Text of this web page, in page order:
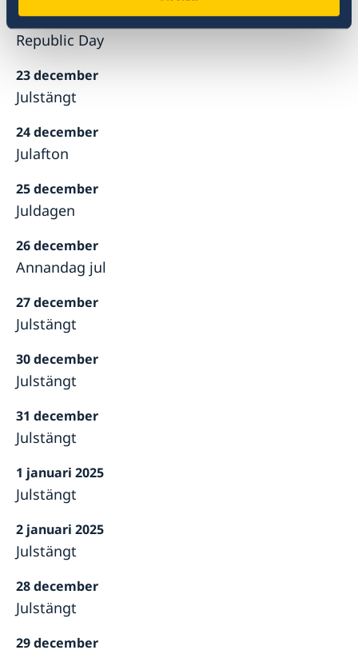
13 december
Republic Day
23 december
Julstängt
24 december
Julafton
25 december
Juldagen
26 december
Annandag jul
27 december
Julstängt
30 december
Julstängt
31 december
Julstängt
1 januari 2025
Julstängt
2 januari 2025
Julstängt
28 december
Julstängt
29 december